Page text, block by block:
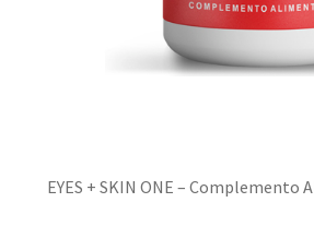
EYES + SKIN ONE –